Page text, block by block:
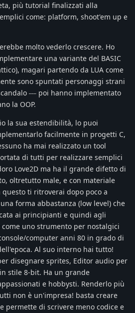
più tutorial finalizzati alla
come: platform, shoot'em up e
molto vederlo crescere. Ho
una variante del BASIC
magari partendo da LUA come
sono spuntati personaggi strani
poi hanno implementato
la OOP.
la sua estendibilità, lo puoi
facilmente in progetti C,
ha mai realizzato un tool
di tutti per realizzare semplici
Love2D ma ha il grande difetto di
oltretutto male, e con materiale
ti ritroverai dopo poco a
forma abbastanza (low level) che
ai principianti e quindi agli
come uno strumento per nostalgici
computer anni 80 in grado di
Al suo interno hai tutto!
disegnare sprites, Editor audio per
stile 8-bit. Ha un grande
e hobbysti. Renderlo più
non è un'impresa! basta creare
permette di scrivere meno codice e